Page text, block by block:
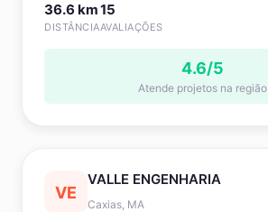
36.6 km
DISTÂNCIA
15
AVALIAÇÕES
4.6/5
Atende projetos na região
VE
VALLE ENGENHARIA
Caxias, MA